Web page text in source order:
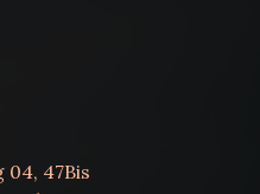
04, 47Bis